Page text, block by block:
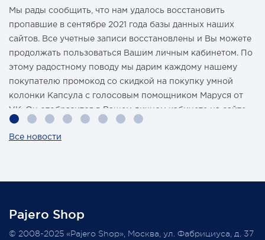
Мы рады сообщить, что нам удалось восстановить
пропавшие в сентябре 2021 года базы данных наших
сайтов. Все учетные записи восстановлены и Вы можете
продолжать пользоваться Вашим личным кабинетом. По
этому радостному поводу мы дарим каждому нашему
покупателю промокод со скидкой на покупку умной
колонки Капсула с голосовым помощником Маруся от
VK. Он отобразится в Вашем личном кабинете на сайте
магазина Pajero Shop 14 февраля.
Всегда Ваш, Pajero Shop
3 февраля 2022
Все новости
Pajero Shop
© 2008-2025 «Pajero Shop», Москва, ул. Фабрициуса, д. 37